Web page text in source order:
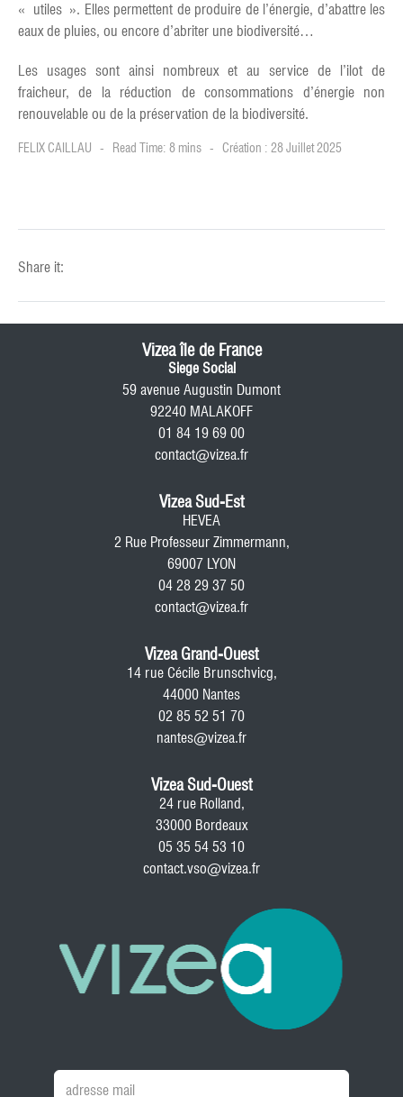
« utiles ». Elles permettent de produire de l’énergie, d’abattre les
eaux de pluies, ou encore d’abriter une biodiversité…
Les usages sont ainsi nombreux et au service de l’ilot de
fraicheur, de la réduction de consommations d’énergie non
renouvelable ou de la préservation de la biodiversité.
FELIX CAILLAU Read Time: 8 mins Création : 28 Juillet 2025
Share it:
Vizea île de France
Siege Social
59 avenue Augustin Dumont
92240 MALAKOFF
01 84 19 69 00
contact@vizea.fr
Vizea Sud-Est
HEVEA
2 Rue Professeur Zimmermann,
69007 LYON
04 28 29 37 50
contact@vizea.fr
Vizea Grand-Ouest
14 rue Cécile Brunschvicg,
44000 Nantes
02 85 52 51 70
nantes@vizea.fr
Vizea Sud-Ouest
24 rue Rolland,
33000 Bordeaux
05 35 54 53 10
contact.vso@vizea.fr